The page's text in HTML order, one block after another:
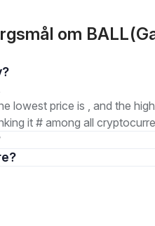
om
lowest price is , and the
it # among all